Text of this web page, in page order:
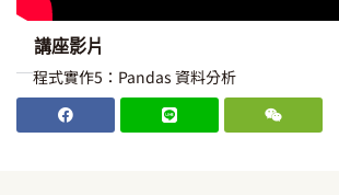
講座影片
程式實作5：Pandas 資料分析